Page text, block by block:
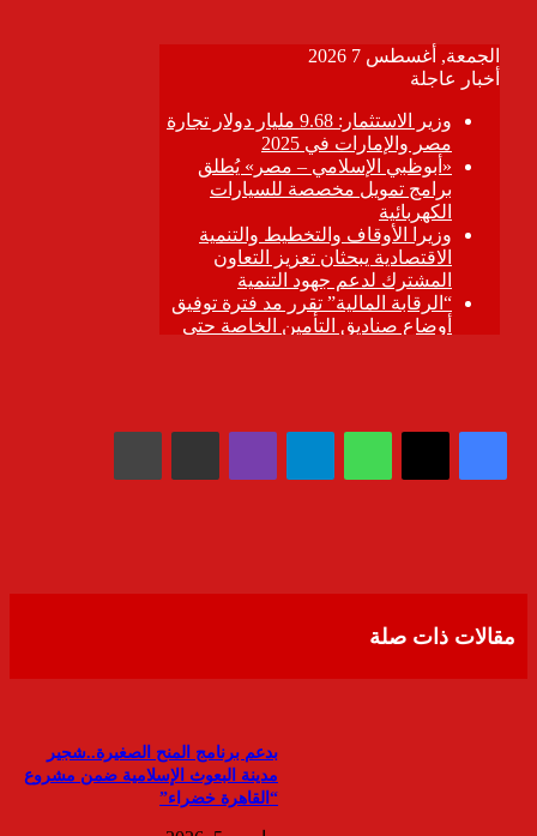
واتسابتيلقرام ڤايبر مشاركة عبر البريد طباعة
مقالات ذات صلة
بدعم برنامج المنح الصغيرة..شجير
مدينة البعوث الإسلامية ضمن مشروع
“القاهرة خضراء”